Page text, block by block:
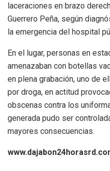
laceraciones en brazo
Guerrero Peña, según
la emergencia del hospital
En el lugar, personas en
amenazaban con botellas
en plena grabación, uno de
por droga, en actitud
obscenas contra los
generada pudo ser
mayores consecuencias.